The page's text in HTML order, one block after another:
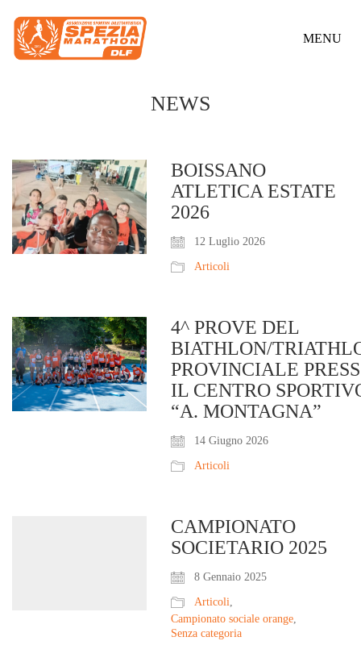
MENU
NEWS
BOISSANO
ATLETICA ESTATE
2026
12 Luglio 2026
Articoli
4^ PROVE DEL
BIATHLON/
PROVINCIALE
IL CENTRO
“A. MONTAGNA”
14 Giugno 2026
Articoli
CAMPIONATO
SOCIETARIO 2025
8 Gennaio 2025
Articoli,
Campionato sociale orange,
Senza categoria